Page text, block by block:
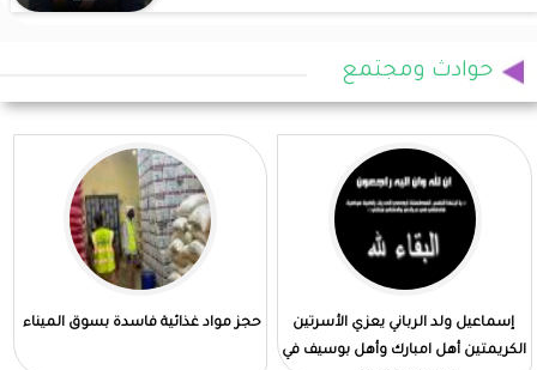
حوادث ومجتمع
إسماعيل ولد الرباني يعزي الأسرتين
الكريمتين أهل امبارك وأهل بوسيف في
حجز مواد غذائية فاسدة بسوق الميناء